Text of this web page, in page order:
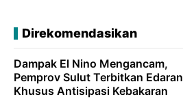
Direkomendasikan
Dampak El Nino Mengancam,
Pemprov Sulut Terbitkan Edaran
Khusus Antisipasi Kebakaran